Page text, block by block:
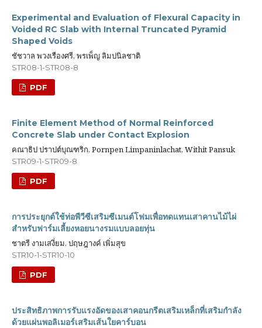
Experimental and Evaluation of Flexural Capacity in
Voided RC Slab with Internal Truncated Pyramid
Shaped Voids
ชัชวาล พวงเรืองศรี, พรเพ็ญ ลิมปนิลชาติ
STR08-1-STR08-8
PDF
Finite Element Method of Normal Reinforced
Concrete Slab under Contact Explosion
คณาธิป ปราปต์บุณฑริก, Pornpen Limpaninlachat, Withit Pansuk
STR09-1-STR09-8
PDF
การประยุกต์ใช้ท่อพีวีซีเสริมซีเมนต์โฟมเพื่อทดแทนเสาคานไม้ไผ่
สำหรับฟาร์มเลี้ยงหอยนางรมแบบลอยทุ่น
ชาตรี งามเสงี่ยม, ปฤษฎางค์ เพิ่มสุข
STR10-1-STR10-10
PDF
ประสิทธิภาพการรับแรงอัดของเสาคอนกรีตเสริมเหล็กที่เสริมกําลัง
ด้วยแผ่นพอลิเมอร์เสริมเส้นใยคาร์บอน